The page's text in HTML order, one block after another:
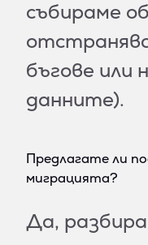
събираме
бъгове или
данните).
Предлагате ли
миграцията?
Да,